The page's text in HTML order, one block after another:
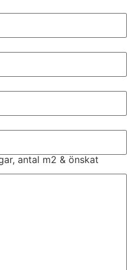
antal m2 & önskat